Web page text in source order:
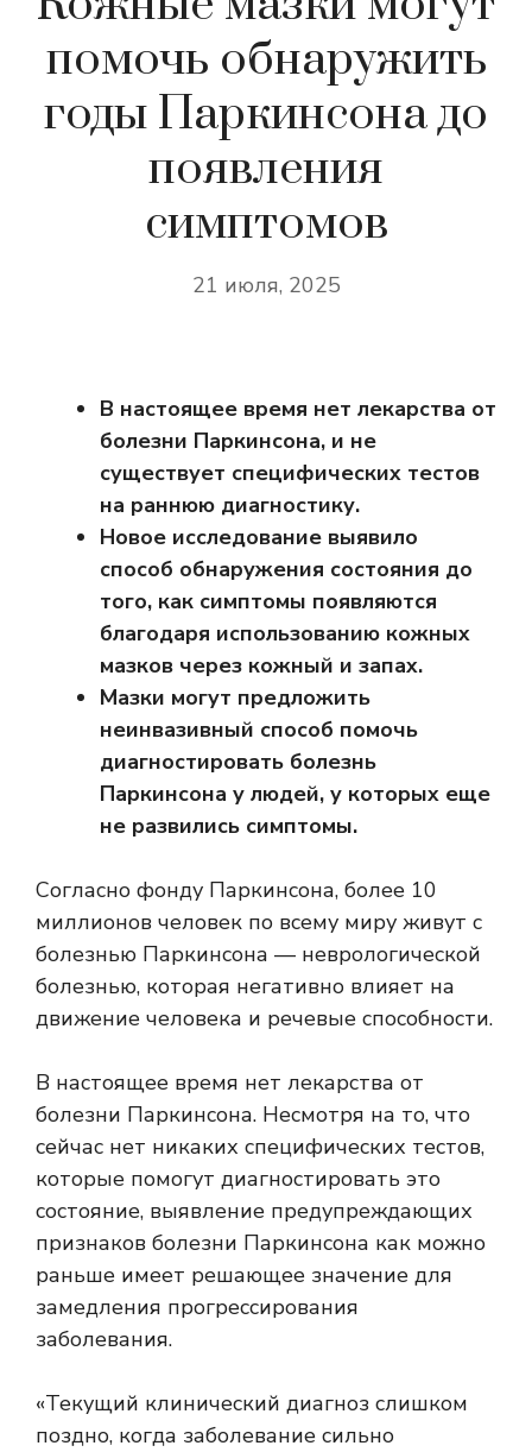
помочь обнаружить
годы Паркинсона до
появления
симптомов
21 июля, 2025
В настоящее время нет лекарства от
болезни Паркинсона, и не
существует специфических тестов
на раннюю диагностику.
Новое исследование выявило
способ обнаружения состояния до
того, как симптомы появляются
благодаря использованию кожных
мазков через кожный и запах.
Мазки могут предложить
неинвазивный способ помочь
диагностировать болезнь
Паркинсона у людей, у которых еще
не развились симптомы.
Согласно фонду Паркинсона, более 10
миллионов человек по всему миру живут с
болезнью Паркинсона — неврологической
болезнью, которая негативно влияет на
движение человека и речевые способности.
В настоящее время нет лекарства от
болезни Паркинсона. Несмотря на то, что
сейчас нет никаких специфических тестов,
которые помогут диагностировать это
состояние, выявление предупреждающих
признаков болезни Паркинсона как можно
раньше имеет решающее значение для
замедления прогрессирования
заболевания.
«Текущий клинический диагноз слишком
поздно, когда заболевание сильно